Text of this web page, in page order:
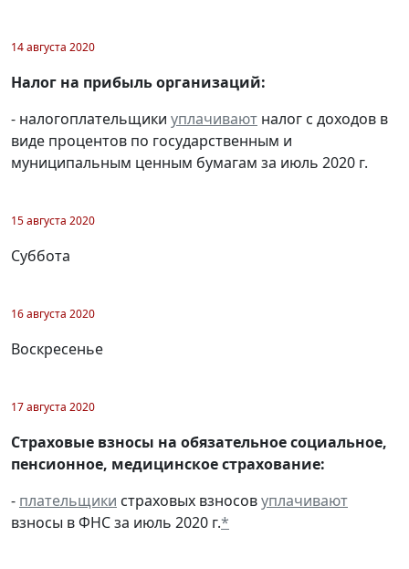
14 августа 2020
Налог на прибыль организаций:
- налогоплательщики уплачивают налог с доходов в
виде процентов по государственным и
муниципальным ценным бумагам за июль 2020 г.
15 августа 2020
Суббота
16 августа 2020
Воскресенье
17 августа 2020
Страховые взносы на обязательное социальное,
пенсионное, медицинское страхование:
- плательщики страховых взносовуплачивают
взносы в ФНС за июль 2020 г.*